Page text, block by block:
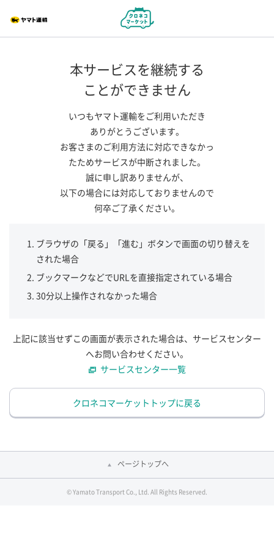
本サービスを継続する
ことができません
いつもヤマト運輸をご利用いただき
ありがとうございます。
お客さまのご利用方法に対応できなかっ
たためサービスが中断されました。
誠に申し訳ありませんが、
以下の場合には対応しておりませんので
何卒ご了承ください。
ブラウザの「戻る」「進む」ボタンで画面の切り替えを
された場合
ブックマークなどでURLを直接指定されている場合
30分以上操作されなかった場合
上記に該当せずこの画面が表示された場合は、サービスセンター
へお問い合わせください。
サービスセンター一覧
クロネコマーケットトップに戻る
ページトップへ
© Yamato Transport Co., Ltd. All Rights Reserved.